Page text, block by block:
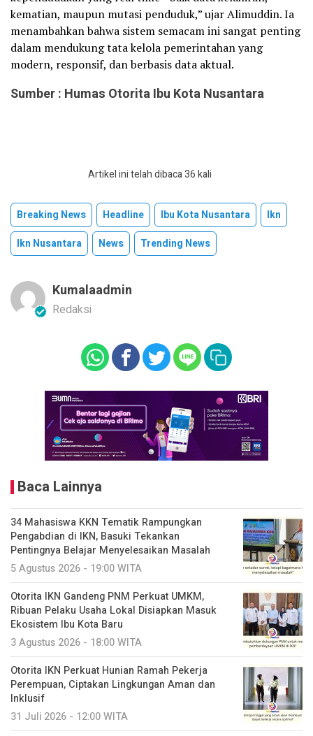
kematian, maupun mutasi penduduk,” ujar Alimuddin. Ia
menambahkan bahwa sistem semacam ini sangat penting
dalam mendukung tata kelola pemerintahan yang
modern, responsif, dan berbasis data aktual.
Sumber : Humas Otorita Ibu Kota Nusantara
Artikel ini telah dibaca 36 kali
Breaking News Headline Ibu Kota Nusantara
Ikn
Ikn Nusantara
News Trending News
Kumalaadmin
Redaksi
Baca Lainnya
34 Mahasiswa KKN Tematik Rampungkan
Pengabdian di IKN, Basuki Tekankan
Pentingnya Belajar Menyelesaikan Masalah
5 Agustus 2026 - 19:00 WITA
Otorita IKN Gandeng PNM Perkuat UMKM,
Ribuan Pelaku Usaha Lokal Disiapkan Masuk
Ekosistem Ibu Kota Baru
3 Agustus 2026 - 18:00 WITA
Otorita IKN Perkuat Hunian Ramah Pekerja
Perempuan, Ciptakan Lingkungan Aman dan
Inklusif
31 Juli 2026 - 12:00 WITA